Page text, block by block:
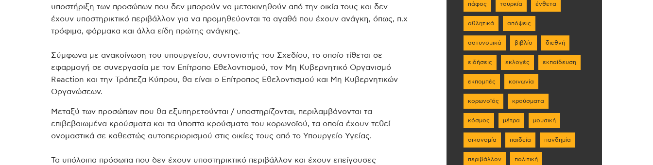
υποστήριξη των προσώπων που δεν μπορούν να μετακινηθούν από την οικία τους και δεν
έχουν υποστηρικτικό περιβάλλον για να προμηθεύονται τα αγαθά που έχουν ανάγκη, όπως, π.χ
τρόφιμα, φάρμακα και άλλα είδη πρώτης ανάγκης.
Σύμφωνα με ανακοίνωση του υπουργείου, συντονιστής του Σχεδίου, το οποίο τίθεται σε
εφαρμογή σε συνεργασία με τον Επίτροπο Εθελοντισμού, τον Μη Κυβερνητικό Οργανισμό
Reaction και την Τράπεζα Κύπρου, θα είναι ο Επίτροπος Εθελοντισμού και Μη Κυβερνητικών
Οργανώσεων.
Μεταξύ των προσώπων που θα εξυπηρετούνται / υποστηρίζονται, περιλαμβάνονται τα
επιβεβαιωμένα κρούσματα και τα ύποπτα κρούσματα του κορωνοϊού, τα οποία έχουν τεθεί
ονομαστικά σε καθεστώς αυτοπεριορισμού στις οικίες τους από το Υπουργείο Υγείας.
Τα υπόλοιπα πρόσωπα που δεν έχουν υποστηρικτικό περιβάλλον και έχουν επείγουσες
πάφος τουρκία ένθετα
αθλητικά απόψεις
αστυνομικά βιβλίο διεθνή
ειδήσεις εκλογές εκπαίδευση
εκπομπές κοινωνία
κορωνοϊός κρούσματα
κόσμος μέτρα μουσική
οικονομία παιδεία πανδημία
περιβάλλον πολιτική